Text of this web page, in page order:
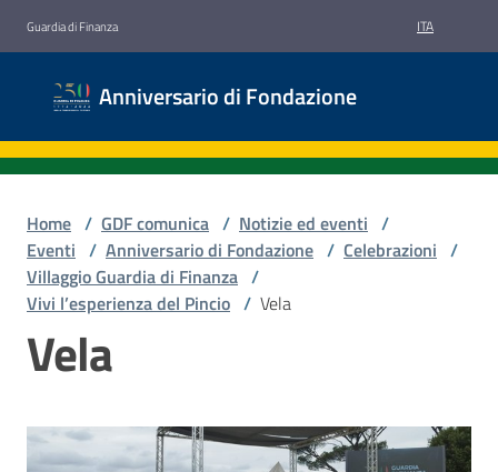
Guardia di Finanza ITA
Anniversario di Fondazione
di
Fondazione
Eventi
e
Iniziative
Home / GDF comunica / Notizie ed eventi /
Eventi / Anniversario di Fondazione / Celebrazioni /
Villaggio Guardia di Finanza /
Vivi l’esperienza del Pincio / Vela
Vela